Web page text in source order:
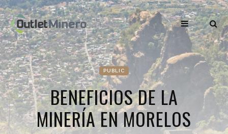
PUBLIC
BENEFICIOS DE LA
MINERÍA EN MORELOS